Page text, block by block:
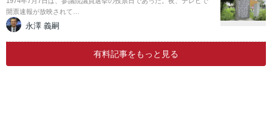
開票速報が放映されて…
永澤 義嗣
有料記事をもっと見る